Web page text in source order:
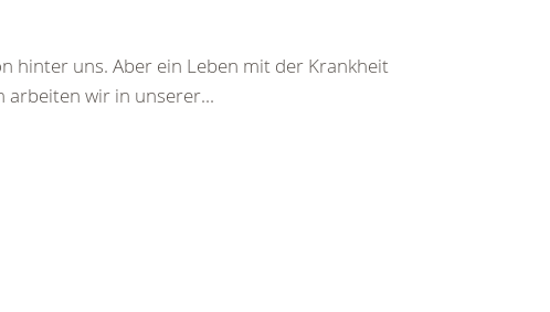
hinter uns. Aber ein Leben mit der Krankheit
arbeiten wir in unserer...